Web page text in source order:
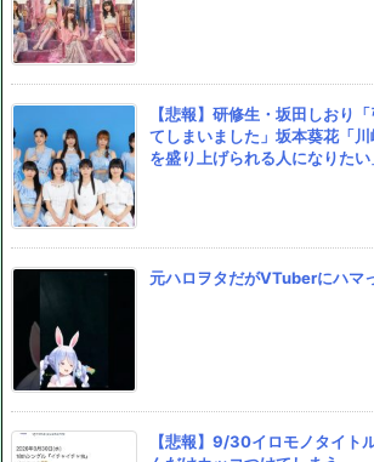
【悲報】研修生・坂田しおり
てしまいました」坂本葵花「
を盛り上げられる人になりたい
元ハロヲタだがVTuberにハマ
【悲報】9/30イロモノタイト